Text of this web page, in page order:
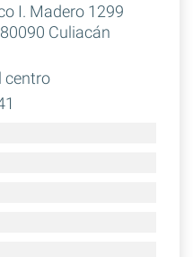
I. Madero 1299
Culiacán
centro